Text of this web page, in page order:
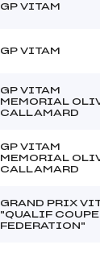
GP VITAM
GP VITAM
GP VITAM
MEMORIAL
CALLAMARD
GP VITAM
MEMORIAL
CALLAMARD
GRAND PRIX
"QUALIF COUPE
FEDERATION"